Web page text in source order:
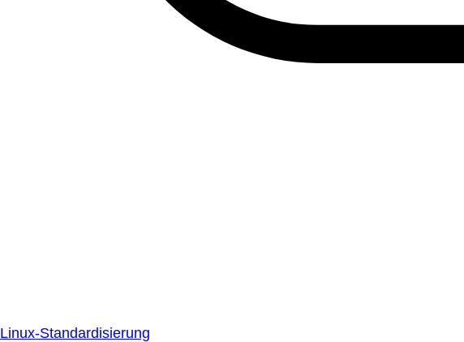
Linux-Standardisierung